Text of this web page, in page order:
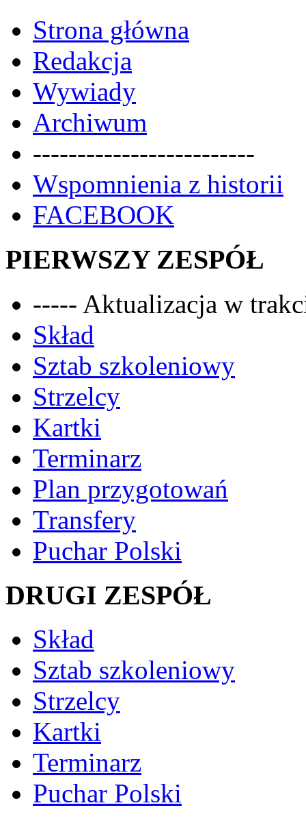
Strona główna
Redakcja
Wywiady
Archiwum
-------------------------
Wspomnienia z historii
FACEBOOK
PIERWSZY ZESPÓŁ
----- Aktualizacja w
Skład
Sztab szkoleniowy
Strzelcy
Kartki
Terminarz
Plan przygotowań
Transfery
Puchar Polski
DRUGI ZESPÓŁ
Skład
Sztab szkoleniowy
Strzelcy
Kartki
Terminarz
Puchar Polski